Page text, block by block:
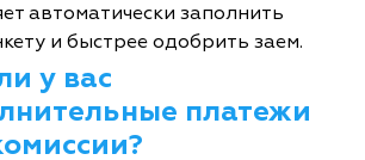
автоматически заполнить
и быстрее одобрить заем.
у вас
платежи